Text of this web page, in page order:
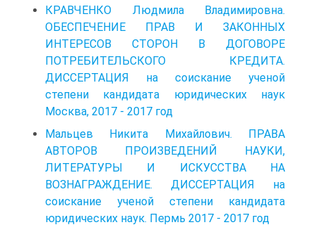
КРАВЧЕНКО Людмила Владимировна.
ОБЕСПЕЧЕНИЕ ПРАВ И ЗАКОННЫХ
ИНТЕРЕСОВ СТОРОН В ДОГОВОРЕ
ПОТРЕБИТЕЛЬСКОГО КРЕДИТА.
ДИССЕРТАЦИЯ на соискание ученой
степени кандидата юридических наук
Москва, 2017 - 2017 год
Мальцев Никита Михайлович. ПРАВА
АВТОРОВ ПРОИЗВЕДЕНИЙ НАУКИ,
ЛИТЕРАТУРЫ И ИСКУССТВА НА
ВОЗНАГРАЖДЕНИЕ. ДИССЕРТАЦИЯ на
соискание ученой степени кандидата
юридических наук. Пермь 2017 - 2017 год